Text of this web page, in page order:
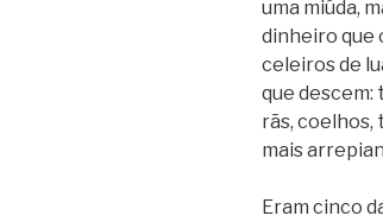
uma miúda,
dinheiro que
celei­ros de
que des­cem:
rãs, coe­lhos,
mais
Eram cinco